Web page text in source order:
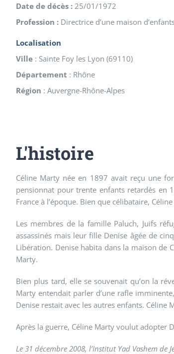
Date de décès : 25/01/1972
Profession : Directrice d’une maison
Localisation
Ville : Sainte Foy les Lyon (69110)
Département : Rhône
Région : Auvergne-Rhône-Alpes
L'histoire
Céline Marty née en 1897 avait reçu une
pensionnat pour trente enfants retardés en
France à l’époque. Bien que célibataire,
Les membres de la famille Paluch, Juifs
assassinés mais leur fille Denise âgée de
Libération. Denise habita dans la maison de
Marty.
Bien plus tard, elle se souvenait qu’on la
Marty entendait parler d’une rafle
Denise restait avec les autres enfants. Céline
Après la guerre, Céline Marty voulut adopter
Le 31 décembre 2008, l’Institut Yad Vashem